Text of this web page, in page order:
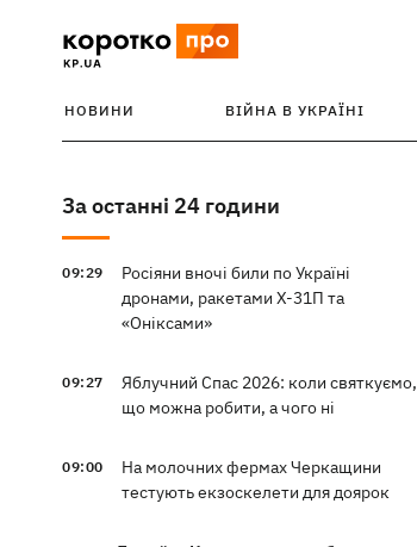
НОВИНИ ВІЙНА В УКРАЇНІ
За останні 24 години
09:29
Росіяни вночі били по Україні
дронами, ракетами Х-31П та
«Оніксами»
09:27
Яблучний Спас 2026: коли святкуємо,
що можна робити, а чого ні
09:00
На молочних фермах Черкащини
тестують екзоскелети для доярок